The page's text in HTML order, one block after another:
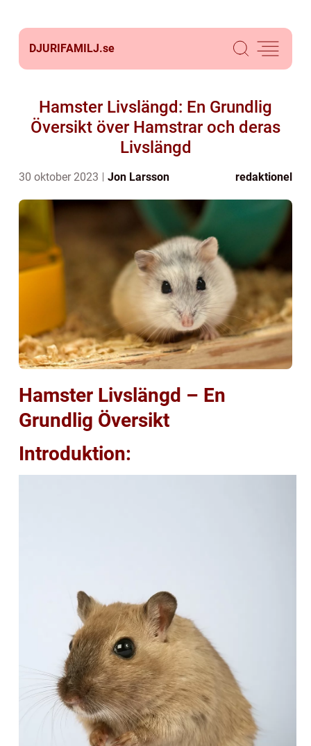
DJURIFAMILJ.se
Hamster Livslängd: En Grundlig
Översikt över Hamstrar och deras
Livslängd
30 oktober 2023 Jon Larsson redaktionel
Hamster Livslängd – En
Grundlig Översikt
Introduktion: